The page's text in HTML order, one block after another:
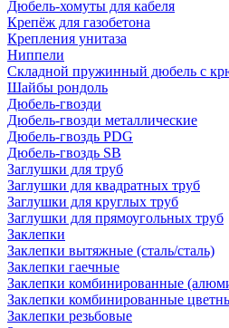
Дюбель-хомуты для кабеля
Крепёж для газобетона
Крепления унитаза
Ниппели
Складной пружинный дюбель с
Шайбы рондоль
Дюбель-гвозди
Дюбель-гвозди металлические
Дюбель-гвоздь PDG
Дюбель-гвоздь SB
Заглушки для труб
Заглушки для квадратных труб
Заглушки для круглых труб
Заглушки для прямоугольных труб
Заклепки
Заклепки вытяжные (сталь/сталь)
Заклепки гаечные
Заклепки комбинированные
Заклепки комбинированные
Заклепки резьбовые